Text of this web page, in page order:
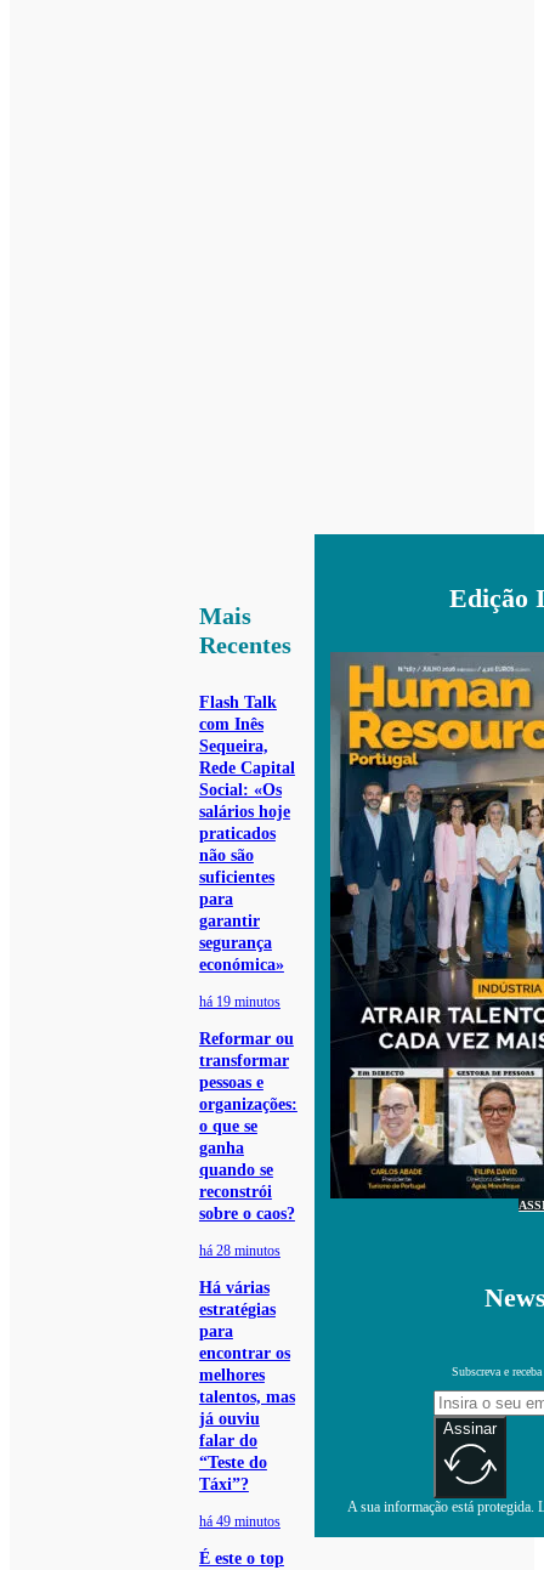
Mais
Recentes
Flash Talk
com Inês
Sequeira,
Rede Capital
Social: «Os
salários hoje
praticados
não são
suficientes
para
garantir
segurança
económica»
há 19 minutos
Reformar ou
transformar
pessoas e
organizações:
o que se
ganha
quando se
reconstrói
sobre o caos?
há 28 minutos
Há várias
estratégias
para
encontrar os
melhores
talentos, mas
já ouviu
falar do
“Teste do
Táxi”?
há 49 minutos
É este o top
Edição
Subscreva e
Assinar
A sua informação está protegida.